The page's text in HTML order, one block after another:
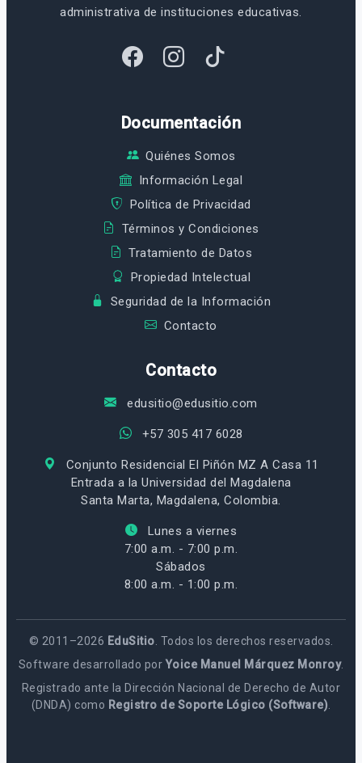
administrativa de instituciones educativas.
Documentación
Quiénes Somos
Información Legal
Política de Privacidad
Términos y Condiciones
Tratamiento de Datos
Propiedad Intelectual
Seguridad de la Información
Contacto
Contacto
edusitio@edusitio.com
+57 305 417 6028
Conjunto Residencial El Piñón MZ A Casa 11
Entrada a la Universidad del Magdalena
Santa Marta, Magdalena, Colombia.
Lunes a viernes
7:00 a.m. - 7:00 p.m.
Sábados
8:00 a.m. - 1:00 p.m.
© 2011–2026 EduSitio . Todos los derechos reservados.
Software desarrollado porYoice Manuel Márquez Monroy.
Registrado ante la Dirección Nacional de Derecho de Autor
(DNDA) como Registro de Soporte Lógico (Software)